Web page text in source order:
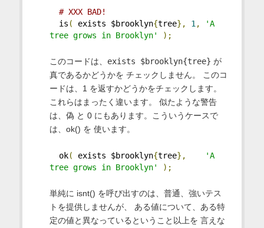
# XXX BAD!
is ( exists $brooklyn{tree}, 1 ,
'A
tree grows in Brooklyn'
);
このコードは、 exists $brooklyn{tree} が
真であるかどうかを チェックしません。 このコ
ードは、1 を返すかどうかをチェックします。
これらはまったく違います。 似たような警告
は、偽 と 0 にもあります。こういうケースで
は、ok() を 使います。
ok( exists $brooklyn{tree},
'A
tree grows in Brooklyn'
);
単純に isnt() を呼び出すのは、普通、強いテス
トを提供しませんが、 ある値について、ある特
定の値と異なっているということ以上を 言えな